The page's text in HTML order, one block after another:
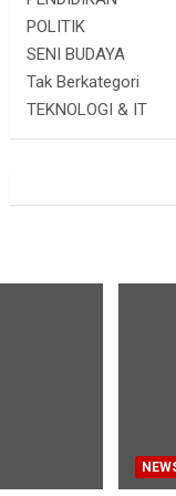
POLITIK
SENI BUDAYA
Tak Berkategori
TEKNOLOGI & IT